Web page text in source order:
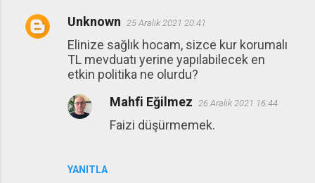
Unknown 25 Aralık 2021 20:41
Elinize sağlık hocam, sizce kur korumalı
TL mevduatı yerine yapılabilecek en
etkin politika ne olurdu?
YANITLA
Mahfi Eğilmez 26 Aralık 2021 16:44
Faizi düşürmemek.